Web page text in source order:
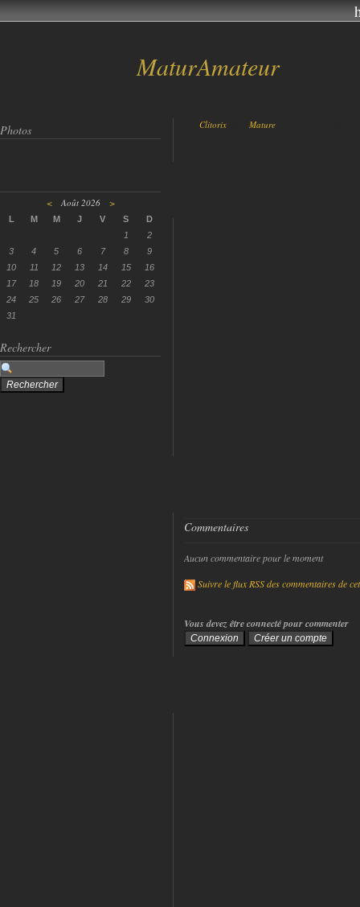
MaturAmateur
Photos
<Août 2026 >
L M M J V S
D
1
2
3
4 5 6 7 8
9
10
11 12 13 14 15
16
17
18 19 20 21 22
23
24
25 26 27 28 29
30
31
Rechercher
Clitorix Mature
Commentaires
Aucun commentaire pour le moment
Suivre le flux RSS des commentaires de
Vous devez être connecté pour commenter